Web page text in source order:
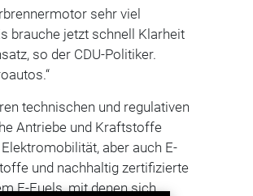
sehr viel
brauche jetzt schnell Klarheit
so der CDU-Politiker.
technischen und regulativen
Antriebe und Kraftstoffe
aber auch E-
und nachhaltig zertifizierte
E-Fuels, mit denen sich